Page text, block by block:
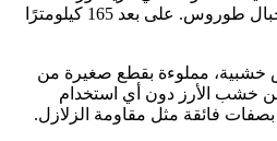
الواقعة في الهضاب العالية لجبال طوروس. على بعد 165 كيلومترًا
مملوءة بقطع صغيرة من
من خشب الأرز دون أي استخدام
بصفات فائقة مثل مقاومة الزلازل.